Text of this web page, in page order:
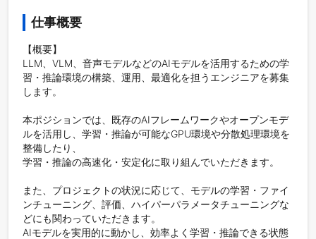
仕事概要
【概要】
LLM、VLM、音声モデルなどのAIモデルを活用するための学
習・推論環境の構築、運用、最適化を担うエンジニアを募集
します。
本ポジションでは、既存のAIフレームワークやオープンモデ
ルを活用し、学習・推論が可能なGPU環境や分散処理環境を
整備したり、
学習・推論の高速化・安定化に取り組んでいただきます。
また、プロジェクトの状況に応じて、モデルの学習・ファイ
ンチューニング、評価、ハイパーパラメータチューニングな
どにも関わっていただきます。
AIモデルを実用的に動かし、効率よく学習・推論できる状態